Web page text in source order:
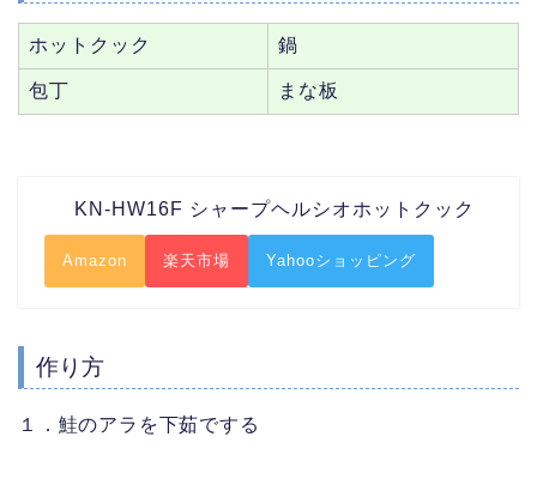
ホットクック 鍋
包丁 まな板
KN-HW16F シャープヘルシオホットクック
Amazon 楽天市場 Yahooショッピング
作り方
１．鮭のアラを下茹でする